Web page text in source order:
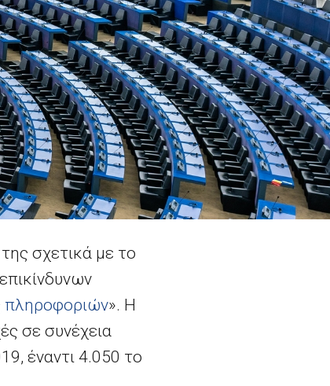
της σχετικά με το
πληροφοριών». Η
σε συνέχεια
έναντι 4.050 το